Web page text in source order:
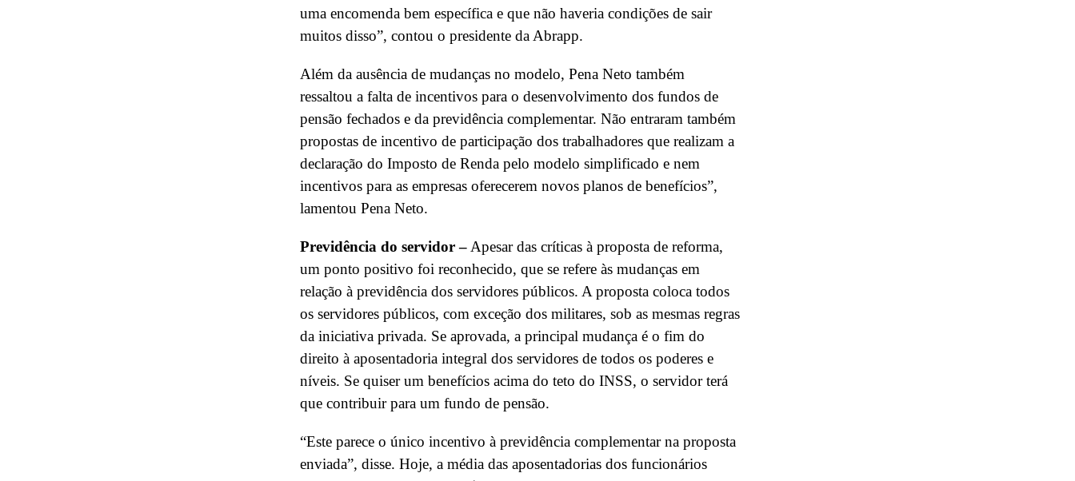
uma encomenda bem específica e que não haveria condições de sair
muitos disso”, contou o presidente da Abrapp.
Além da ausência de mudanças no modelo, Pena Neto também
ressaltou a falta de incentivos para o desenvolvimento dos fundos de
pensão fechados e da previdência complementar. Não entraram também
propostas de incentivo de participação dos trabalhadores que realizam a
declaração do Imposto de Renda pelo modelo simplificado e nem
incentivos para as empresas oferecerem novos planos de benefícios”,
lamentou Pena Neto.
Previdência do servidor – Apesar das críticas à proposta de reforma,
um ponto positivo foi reconhecido, que se refere às mudanças em
relação à previdência dos servidores públicos. A proposta coloca todos
os servidores públicos, com exceção dos militares, sob as mesmas regras
da iniciativa privada. Se aprovada, a principal mudança é o fim do
direito à aposentadoria integral dos servidores de todos os poderes e
níveis. Se quiser um benefícios acima do teto do INSS, o servidor terá
que contribuir para um fundo de pensão.
“Este parece o único incentivo à previdência complementar na proposta
enviada”, disse. Hoje, a média das aposentadorias dos funcionários